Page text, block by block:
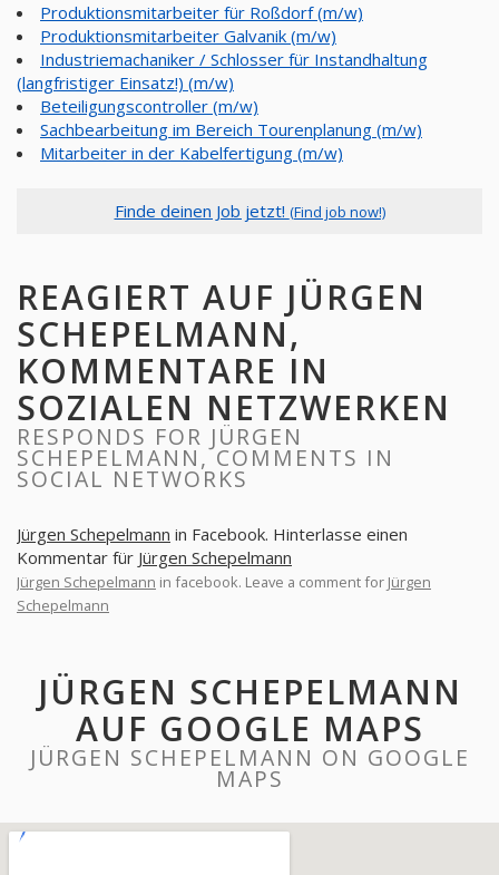
Produktionsmitarbeiter für Roßdorf (m/w)
Produktionsmitarbeiter Galvanik (m/w)
Industriemachaniker / Schlosser für Instandhaltung
(langfristiger Einsatz!) (m/w)
Beteiligungscontroller (m/w)
Sachbearbeitung im Bereich Tourenplanung (m/w)
Mitarbeiter in der Kabelfertigung (m/w)
Finde deinen Job jetzt! (Find job now!)
REAGIERT AUF JÜRGEN
SCHEPELMANN,
KOMMENTARE IN
SOZIALEN NETZWERKEN
RESPONDS FOR JÜRGEN
SCHEPELMANN, COMMENTS IN
SOCIAL NETWORKS
Jürgen Schepelmann in Facebook. Hinterlasse einen
Kommentar für Jürgen Schepelmann
Jürgen Schepelmann in facebook. Leave a comment for Jürgen
Schepelmann
JÜRGEN SCHEPELMANN
AUF GOOGLE MAPS
JÜRGEN SCHEPELMANN ON GOOGLE
MAPS